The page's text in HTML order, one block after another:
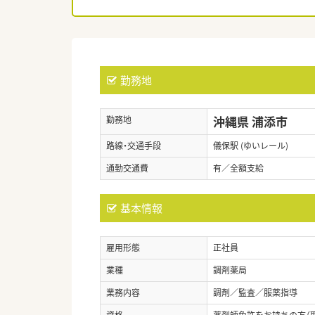
勤務地
勤務地 沖縄県 浦添市
路線・交通手段
儀保駅 (ゆいレール)
通勤交通費
有／全額支給
基本情報
雇用形態
正社員
業種
調剤薬局
業務内容
調剤／監査／服薬指導